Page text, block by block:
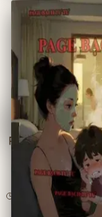
Full
lượt đọc· 8